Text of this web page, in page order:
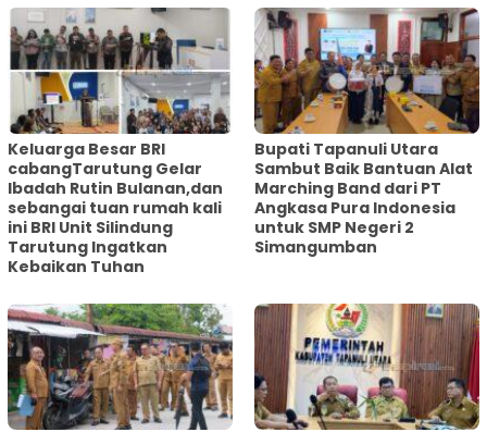
Keluarga Besar BRI
cabangTarutung Gelar
Ibadah Rutin Bulanan,dan
sebangai tuan rumah kali
ini BRI Unit Silindung
Tarutung Ingatkan
Kebaikan Tuhan
Bupati Tapanuli Utara
Sambut Baik Bantuan Alat
Marching Band dari PT
Angkasa Pura Indonesia
untuk SMP Negeri 2
Simangumban